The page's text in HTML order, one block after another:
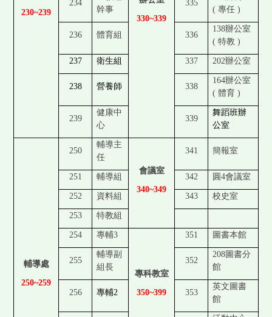
230~239
330~339
234
幹事
335
(專任 )
236 體育組 336
138辦公室
(特教 )
237 衛生組 337 202辦公室
238 營養師 338
164辦公室
(體育 )
239
健康中
心
339
舞蹈班辦
公室
輔導處
250~259
250
輔導主
任
會議室
340~349
341 簡報室
251 輔導組 342 圓4會議室
252 資料組 343 校史室
253 特教組
254 專輔3
專科教室
350~399
351 圖書本館
255
輔導副
組長
352
208圖書分
館
256 專輔2 353
英文圖書
館